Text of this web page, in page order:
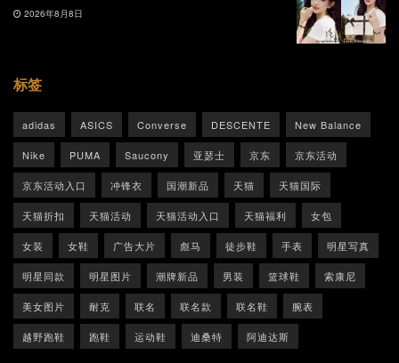
2026年8月8日
标签
adidas ASICS Converse DESCENTE New Balance
Nike PUMA Saucony 亚瑟士 京东 京东活动
京东活动入口 冲锋衣 国潮新品 天猫 天猫国际
天猫折扣 天猫活动 天猫活动入口 天猫福利 女包
女装 女鞋 广告大片 彪马 徒步鞋 手表 明星写真
明星同款 明星图片 潮牌新品 男装 篮球鞋 索康尼
美女图片 耐克 联名 联名款 联名鞋 腕表
越野跑鞋 跑鞋 运动鞋 迪桑特 阿迪达斯